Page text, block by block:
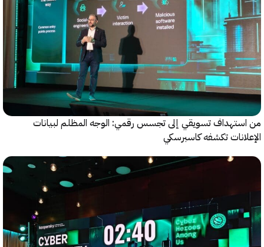
تسويقي إلى تجسس رقمي: الوجه المظلم لبيانات
تكشفه كاسبرسكي